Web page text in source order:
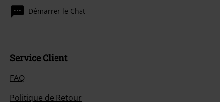
Démarrer le Chat
Service Client
FAQ
Politique de Retour